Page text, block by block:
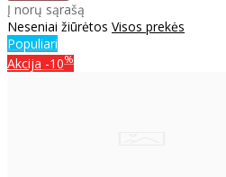
Į norų sąrašą
Neseniai žiūrėtos Visos prekės
Populiari
Akcija -10%